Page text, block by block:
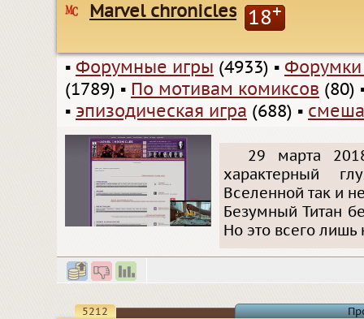
Marvel chronicles 18+
▪ Форумные игры (4933) ▪
(1789) ▪ По мотивам комиксов (80)
▪ эпизодическая игра (688) ▪
29 марта
характерный
Вселенной так и
Безумный Титан
Но это всего лишь
5212